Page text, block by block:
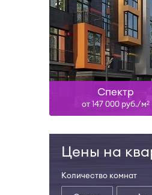
Спектр
от 147 000 руб./м2
Цены на
Количество комнат